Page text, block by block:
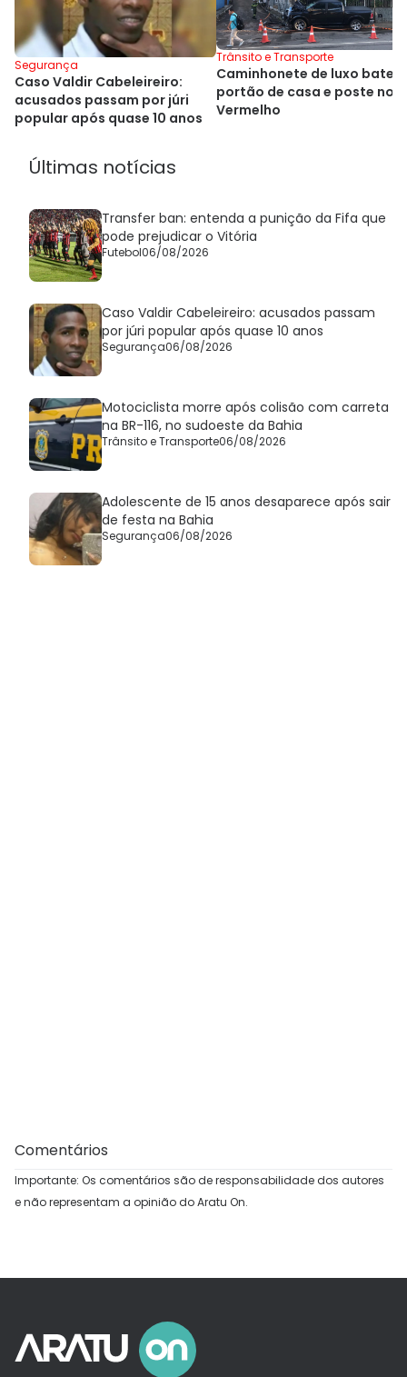
Segurança
Caso Valdir Cabeleireiro:
acusados passam por júri
popular após quase 10 anos
Trânsito e Transporte
Caminhonete de luxo bate
portão de casa e poste no
Vermelho
Últimas notícias
Transfer ban: entenda a punição da Fifa que
pode prejudicar o Vitória
Futebol06/08/2026
Caso Valdir Cabeleireiro: acusados passam
por júri popular após quase 10 anos
Segurança06/08/2026
Motociclista morre após colisão com carreta
na BR-116, no sudoeste da Bahia
Trânsito e Transporte06/08/2026
Adolescente de 15 anos desaparece após sair
de festa na Bahia
Segurança06/08/2026
Comentários
Importante: Os comentários são de responsabilidade dos autores
e não representam a opinião do Aratu On.